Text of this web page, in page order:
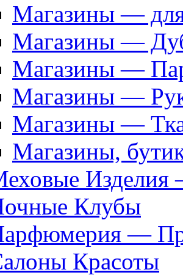
Магазины —
Магазины —
Магазины —
Магазины —
Магазины —
Магазины,
Изделия
Клубы
—
Красоты